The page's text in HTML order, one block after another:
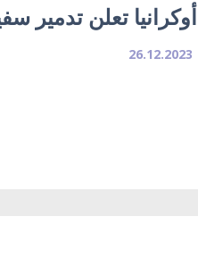
أوكرانيا تعلن تدمير
26.12.2023